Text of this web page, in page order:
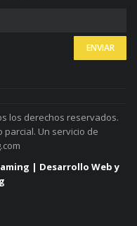
los derechos reservados.
Un servicio de
| Desarrollo Web y